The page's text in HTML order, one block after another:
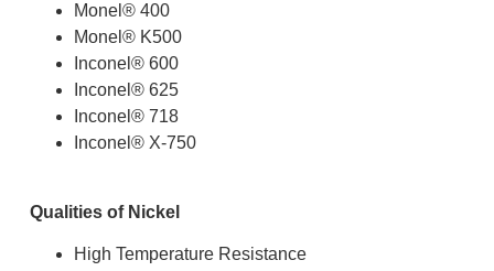
Monel® 400
Monel® K500
Inconel® 600
Inconel® 625
Inconel® 718
Inconel® X-750
Qualities of Nickel
High Temperature Resistance